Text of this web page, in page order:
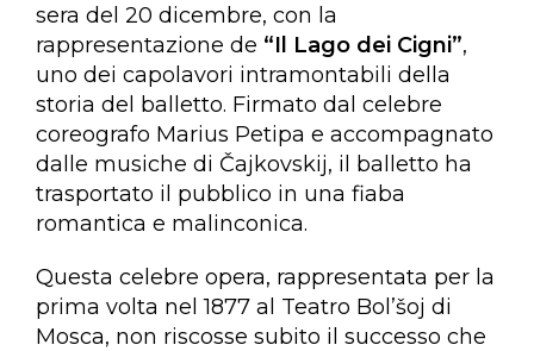
sera del 20 dicembre, con la
rappresentazione de “Il Lago dei Cigni”,
uno dei capolavori intramontabili della
storia del balletto. Firmato dal celebre
coreografo Marius Petipa e accompagnato
dalle musiche di Čajkovskij, il balletto ha
trasportato il pubblico in una fiaba
romantica e malinconica.
Questa celebre opera, rappresentata per la
prima volta nel 1877 al Teatro Bol’šoj di
Mosca, non riscosse subito il successo che